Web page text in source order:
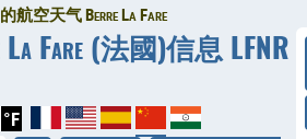
的航空天气 Berre La Fare
Fare (法國)信息 LFNR
°F